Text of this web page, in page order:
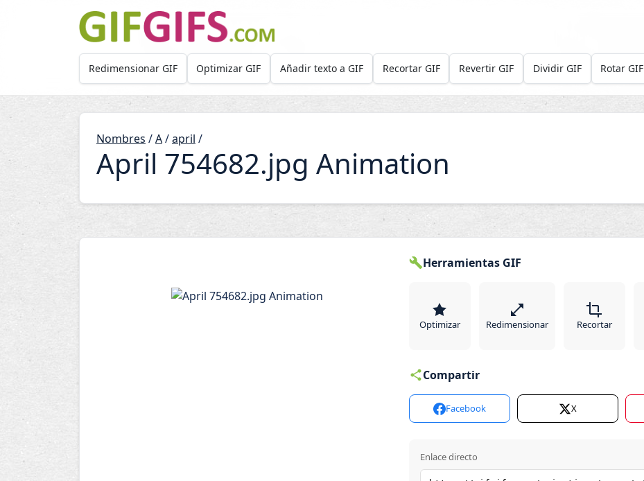
Skip to main content
Redimensionar GIF Optimizar GIF Añadir texto a GIF Recortar GIF Revertir GIF Dividir GIF Rotar GIF
Nombres /A/april /
April 754682.jpg Animation
Herramientas GIF
Optimizar Redimensionar Recortar
Compartir
Facebook X
Enlace directo